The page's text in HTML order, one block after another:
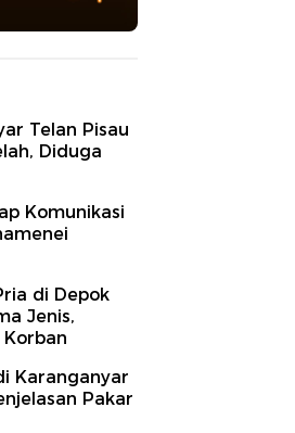
Telan Pisau
Diduga
Komunikasi
di Depok
Jenis,
Korban
Karanganyar
Pakar